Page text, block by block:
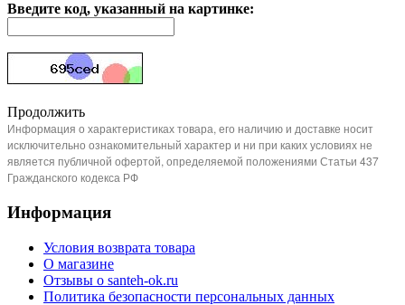
Введите код, указанный на картинке:
Продолжить
Информация о характеристиках товара, его наличию и доставке носит
исключительно ознакомительный характер и ни при каких условиях не
является публичной офертой, определяемой положениями Статьи 437
Гражданского кодекса РФ
Информация
Условия возврата товара
О магазине
Отзывы о santeh-ok.ru
Политика безопасности персональных данных